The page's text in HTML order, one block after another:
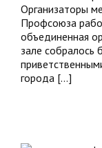
Организаторы
Профсоюза
объединенная
зале собралось
города [...]